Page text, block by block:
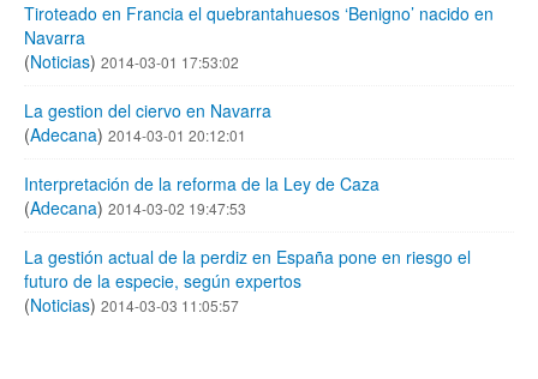
Tiroteado en Francia el quebrantahuesos ‘Benigno’ nacido en
Navarra
(Noticias) 2014-03-01 17:53:02
La gestion del ciervo en Navarra
(Adecana) 2014-03-01 20:12:01
Interpretación de la reforma de la Ley de Caza
(Adecana) 2014-03-02 19:47:53
La gestión actual de la perdiz en España pone en riesgo el
futuro de la especie, según expertos
(Noticias) 2014-03-03 11:05:57